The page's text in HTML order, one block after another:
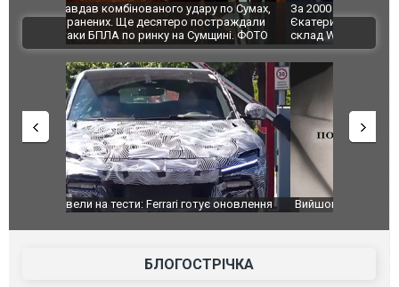
За 2000 кілометрів від кордону з Україною: в
Єкатеринбурзі після атаки дронів загорівся
склад Wildberries. ФОТО. ВІДЕО
"Мої
ВІДЕО
Вийшов трейлер нової екранізації легендарного
БЛОГОСТРІЧКА